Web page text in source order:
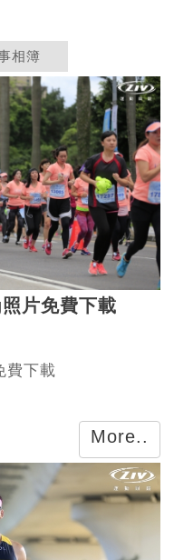
相簿
片免費下載
費下載
More..